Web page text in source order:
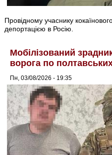
Провідному учаснику
депортацією в Росію.
Мобілізований
ворога по
Пн, 03/08/2026 - 19:35